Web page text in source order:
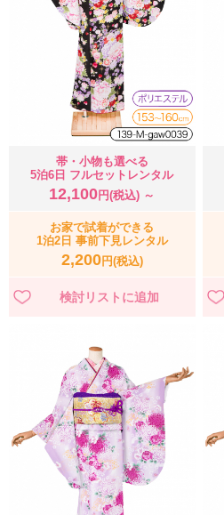
帯・小物も選べる
5泊6日 フルセットレンタル
12,100 円(税込) ～
お家で試着ができる
1泊2日 事前下見レンタル
2,200円(税込)